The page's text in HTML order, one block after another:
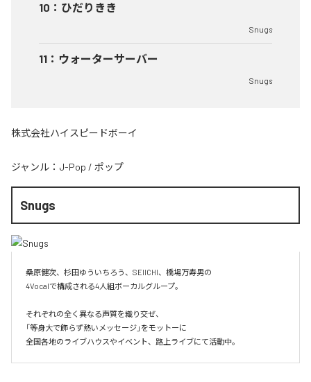
10 ： ひだりきき
Snugs
11 ： ウォーターサーバー
Snugs
株式会社ハイスピードボーイ
ジャンル： J-Pop / ポップ
Snugs
桑原健次、杉田ゆういちろう、SEIICHI、橋場万寿男の
4Vocalで構成される4人組ボーカルグループ。
それぞれの全く異なる声質を織り交ぜ、
「等身大で飾らず熱いメッセージ」をモットーに
全国各地のライブハウスやイベント、路上ライブにて活動中。